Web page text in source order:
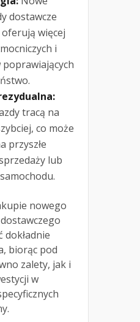
dostawcze
oferują więcej
i
tracą na
co może
przyszłe
lub
nowego
dokładnie
biorąc pod
zalety, jak i
w